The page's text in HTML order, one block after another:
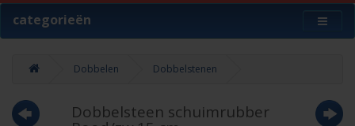
categorieën
Dobbelen Dobbelstenen
Dobbelsteen schuimrubber